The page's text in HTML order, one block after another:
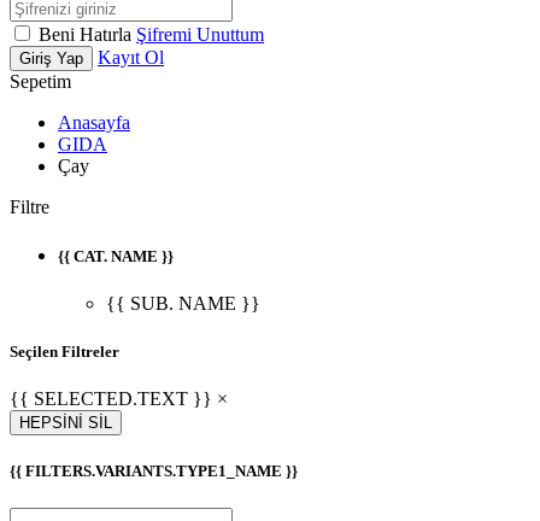
Beni Hatırla Şifremi Unuttum
Giriş Yap
Kayıt Ol
Sepetim
Anasayfa
GIDA
Çay
Filtre
{{ CAT. NAME }}
{{ SUB. NAME }}
Seçilen Filtreler
{{ SELECTED.TEXT }} ×
HEPSİNİ SİL
{{ FILTERS.VARIANTS.TYPE1_NAME }}